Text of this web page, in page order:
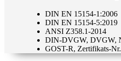
DIN EN 15154-1:2006
DIN EN 15154-5:2019
ANSI Z358.1-2014
DIN-DVGW, DVGW,
GOST-R, Zertifikats-